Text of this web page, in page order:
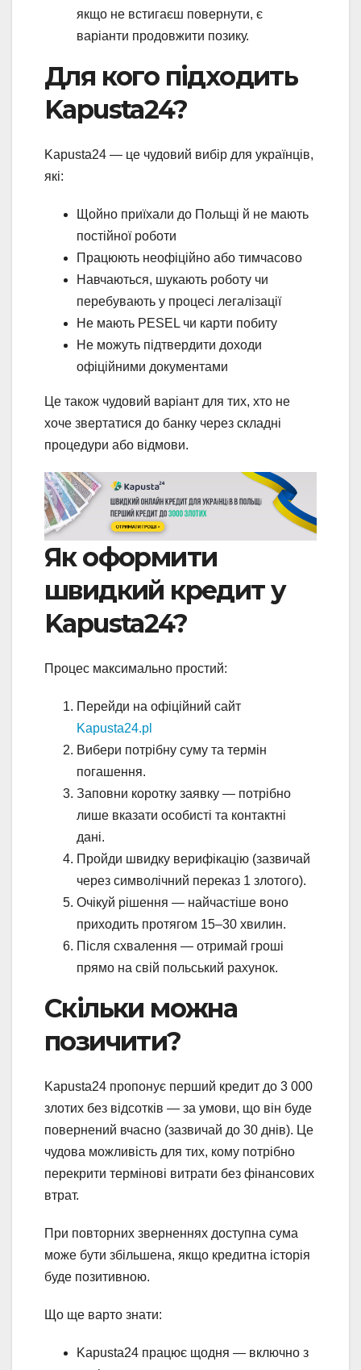
якщо не встигаєш повернути, є
варіанти продовжити позику.
Для кого підходить
Kapusta24?
Kapusta24 — це чудовий вибір для українців,
які:
Щойно приїхали до Польщі й не мають
постійної роботи
Працюють неофіційно або тимчасово
Навчаються, шукають роботу чи
перебувають у процесі легалізації
Не мають PESEL чи карти побиту
Не можуть підтвердити доходи
офіційними документами
Це також чудовий варіант для тих, хто не
хоче звертатися до банку через складні
процедури або відмови.
Як оформити
швидкий кредит у
Kapusta24?
Процес максимально простий:
Перейди на офіційний сайт
Kapusta24.pl
Вибери потрібну суму та термін
погашення.
Заповни коротку заявку — потрібно
лише вказати особисті та контактні
дані.
Пройди швидку верифікацію (зазвичай
через символічний переказ 1 злотого).
Очікуй рішення — найчастіше воно
приходить протягом 15–30 хвилин.
Після схвалення — отримай гроші
прямо на свій польський рахунок.
Скільки можна
позичити?
Kapusta24 пропонує перший кредит до 3 000
злотих без відсотків — за умови, що він буде
повернений вчасно (зазвичай до 30 днів). Це
чудова можливість для тих, кому потрібно
перекрити термінові витрати без фінансових
втрат.
При повторних зверненнях доступна сума
може бути збільшена, якщо кредитна історія
буде позитивною.
Що ще варто знати:
Kapusta24 працює щодня — включно з